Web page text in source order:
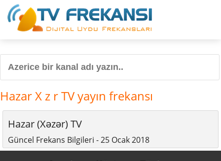
Hazar X z r TV yayın frekansı
Hazar (Xəzər) TV
Güncel Frekans Bilgileri - 25 Ocak 2018